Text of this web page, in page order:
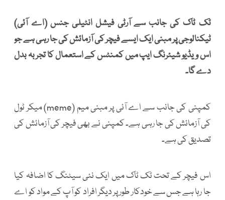
ٹک ٹاک کی جانب سے آرٹی فیشل انٹیلی جنس (اے آئی)
ٹیکنالوجی پر مبنی ایک ایسے فیچر کی آزمائش کی جا رہی ہے جو
اس ویڈیو شیئرنگ ایپ میں کمنٹس کے استعمال کا تجربہ بدل
دے گا۔
کمپنی کی جانب سے اے آئی پر مبنی میم (meme) میکر ٹول
کی آزمائش کی جا رہی ہے۔ کمپنی نے بھی فیچر کی آزمائش کی
تصدیق کی ہے۔
اس فیچر کے تحت ٹک ٹاک میں ایک نئی سیٹنگ کا اضافہ کیا
جا رہا ہے جس سے خودکار طور پر دیگر افراد کو آپ کے مواد کو اے